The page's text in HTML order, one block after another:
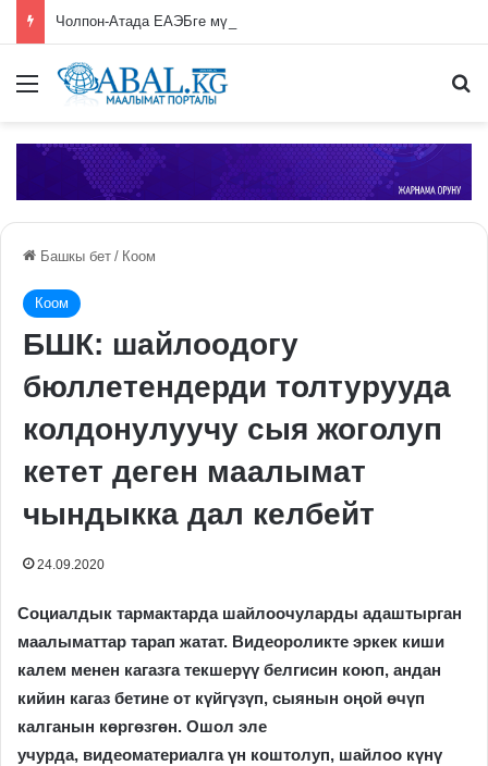
Меню
Башкы бет / Коом
Коом
БШК: шайлоодогу
бюллетендерди толтурууда
колдонулуучу сыя жоголуп
кетет деген маалымат
чындыкка дал келбейт
24.09.2020
Социалдык тармактарда шайлоочуларды адаштырган
маалыматтар тарап жатат. Видеороликте эркек киши
калем менен кагазга текшерүү белгисин коюп, андан
кийин кагаз бетине от күйгүзүп, сыянын оңой өчүп
калганын көргөзгөн. Ошол эле
учурда, видеоматериалгаүн коштолуп, шайлоо күнү